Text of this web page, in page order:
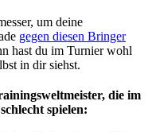
um deine
gegen diesen Bringer
hast du im Turnier wohl
in dir siehst.
die im
spielen: